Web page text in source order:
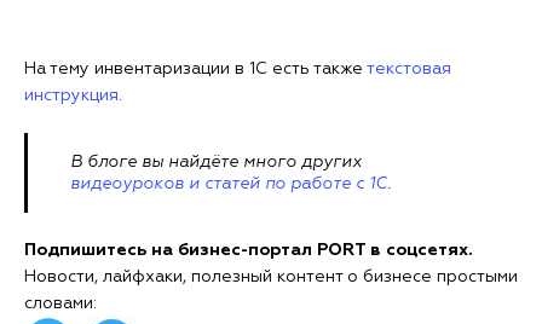
На тему инвентаризации в 1С есть также текстовая
инструкция.
В блоге вы найдёте много других
видеоуроков и статей по работе с 1С.
Подпишитесь на бизнес-портал PORT в соцсетях.
Новости, лайфхаки, полезный контент о бизнесе простыми
словами: